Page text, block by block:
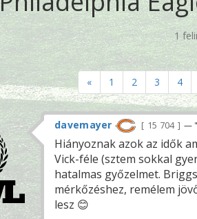
1
« 1 2 3 4
davemayer 15 704 —
Hiányoznak azok az idők
Vick-féle (sztem sokkal
hatalmas győzelmet.
mérkőzéshez, remélem
lesz 😊